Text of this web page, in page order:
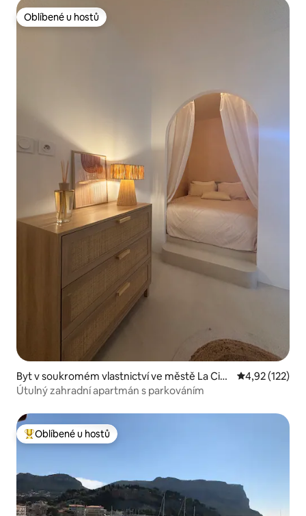
Oblíbené u hostů
Oblíbené u hostů
Byt v soukromém vlastnictví ve městě La Ciot
at
Průměrné
4,92 (122)
Útulný zahradní apartmán s parkováním
Nejlepší v kategorii Oblíbené u hostů
Oblíbené u hostů